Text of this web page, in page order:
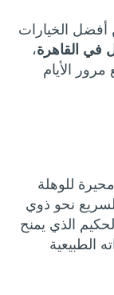
أفضل الخيارات
في القاهرة،
الأيام
للوهلة
نحو ذوي
الذي يمنح
الطبيعية